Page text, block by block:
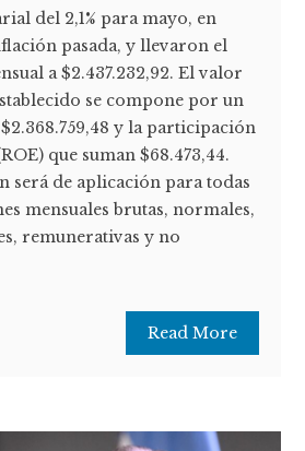
del 2,1% para mayo, en
pasada, y llevaron el
a $2.437.232,92. El valor
se compone por un
y la participación
que suman $68.473,44.
será de aplicación para todas
mensuales brutas, normales,
remunerativas y no
Read More